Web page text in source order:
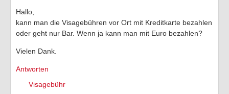
Hallo,
kann man die Visagebühren vor Ort mit Kreditkarte bezahlen
oder geht nur Bar. Wenn ja kann man mit Euro bezahlen?
Vielen Dank.
Antworten
Visagebühr